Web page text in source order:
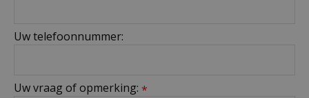
Uw telefoonnummer:
Uw vraag of opmerking: *